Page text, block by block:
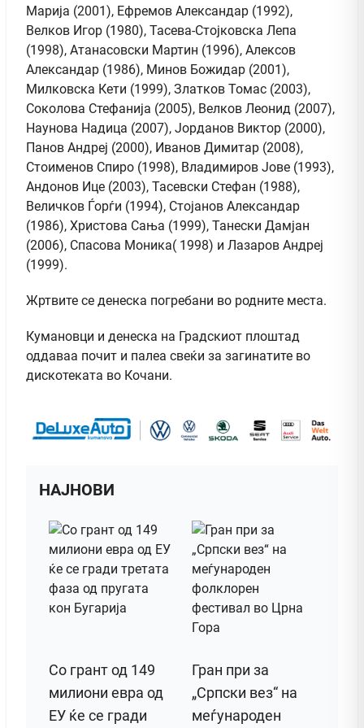
Марија (2001), Ефремов Александар (1992),
Велков Игор (1980), Тасева-Стојковска Лепа
(1998), Атанасовски Мартин (1996), Алексов
Александар (1986), Минов Божидар (2001),
Милковска Кети (1999), Златков Томас (2003),
Соколова Стефанија (2005), Велков Леонид (2007),
Наунова Надица (2007), Јорданов Виктор (2000),
Панов Андреј (2000), Иванов Димитар (2008),
Стоименов Спиро (1998), Владимиров Јове (1993),
Андонов Ице (2003), Тасевски Стефан (1988),
Величков Ѓорѓи (1994), Стојанов Александар
(1986), Христова Сања (1999), Танески Дамјан
(2006), Спасова Моника( 1998) и Лазаров Андреј
(1999).
Жртвите се денеска погребани во родните места.
Кумановци и денеска на Градскиот плоштад
оддаваа почит и палеа свеќи за загинатите во
дискотеката во Кочани.
НАЈНОВИ
Со грант од 149
милиони евра од
ЕУ ќе се гради
Гран при за
„Српски вез“ на
меѓународен